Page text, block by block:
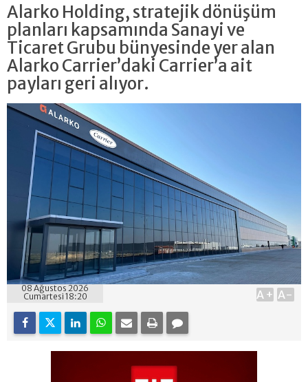
Alarko Holding, stratejik dönüşüm
planları kapsamında Sanayi ve
Ticaret Grubu bünyesinde yer alan
Alarko Carrier’daki Carrier’a ait
payları geri alıyor.
08 Ağustos 2026
Cumartesi 18:20
A+ A-